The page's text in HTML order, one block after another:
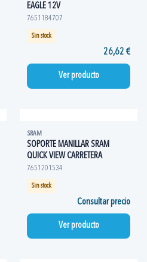
EAGLE 12V
7651184707
Sin stock
26,62 €
Ver producto
SRAM
SOPORTE MANILLAR SRAM
QUICK VIEW CARRETERA
7651201534
Sin stock
Consultar precio
Ver producto